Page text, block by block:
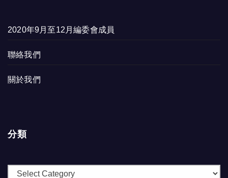
2020年9月至12月編委會成員
聯絡我們
關於我們
分類